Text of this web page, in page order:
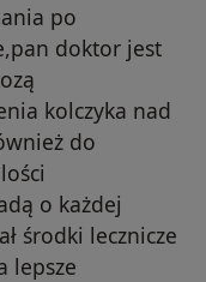
po
doktor jest
kolczyka nad
do
o każdej
środki lecznicze
lepsze